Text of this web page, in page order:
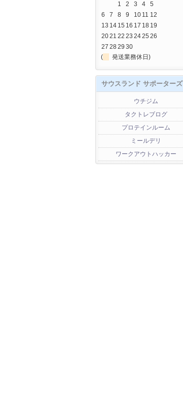
1
2 3 4
5
6
7 8 9 10 11 12
13 14 15 16 17 18 19
2021 22 23 2425 26
27 2829 30
(
発送業務休日)
サウスランド サポーターズ
ウチジム
タクトレブログ
プロテインルーム
ミールデリ
ワークアウトハッカー